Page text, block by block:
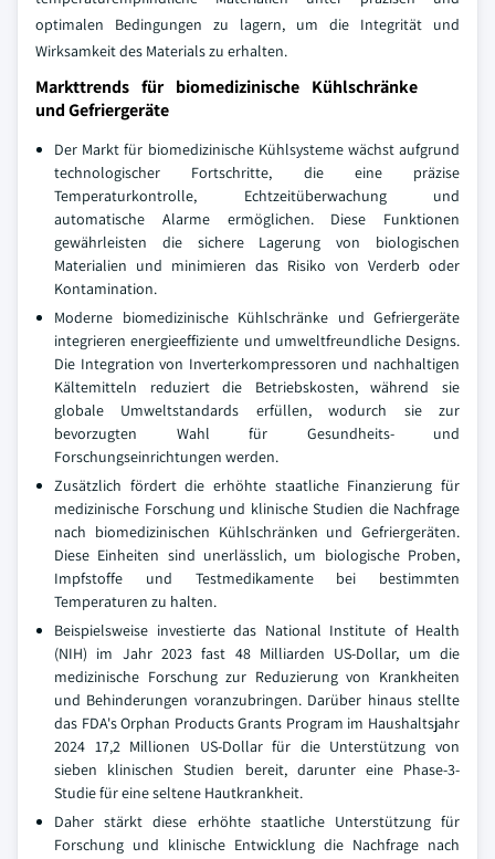
optimalen Bedingungen zu lagern, um die Integrität und
Wirksamkeit des Materials zu erhalten.
Markttrends für biomedizinische Kühlschränke
und Gefriergeräte
Der Markt für biomedizinische Kühlsysteme wächst aufgrund
technologischer Fortschritte, die eine präzise
Temperaturkontrolle, Echtzeitüberwachung und
automatische Alarme ermöglichen. Diese Funktionen
gewährleisten die sichere Lagerung von biologischen
Materialien und minimieren das Risiko von Verderb oder
Kontamination.
Moderne biomedizinische Kühlschränke und Gefriergeräte
integrieren energieeffiziente und umweltfreundliche Designs.
Die Integration von Inverterkompressoren und nachhaltigen
Kältemitteln reduziert die Betriebskosten, während sie
globale Umweltstandards erfüllen, wodurch sie zur
bevorzugten Wahl für Gesundheits- und
Forschungseinrichtungen werden.
Zusätzlich fördert die erhöhte staatliche Finanzierung für
medizinische Forschung und klinische Studien die Nachfrage
nach biomedizinischen Kühlschränken und Gefriergeräten.
Diese Einheiten sind unerlässlich, um biologische Proben,
Impfstoffe und Testmedikamente bei bestimmten
Temperaturen zu halten.
Beispielsweise investierte das National Institute of Health
(NIH) im Jahr 2023 fast 48 Milliarden US-Dollar, um die
medizinische Forschung zur Reduzierung von Krankheiten
und Behinderungen voranzubringen. Darüber hinaus stellte
das FDA's Orphan Products Grants Program im Haushaltsjahr
2024 17,2 Millionen US-Dollar für die Unterstützung von
sieben klinischen Studien bereit, darunter eine Phase-3-
Studie für eine seltene Hautkrankheit.
Daher stärkt diese erhöhte staatliche Unterstützung für
Forschung und klinische Entwicklung die Nachfrage nach